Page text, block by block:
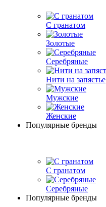
С гранатом
Золотые
Серебряные
Нити на запястье
Мужские
Женские
Популярные бренды
С гранатом
Серебряные
Популярные бренды